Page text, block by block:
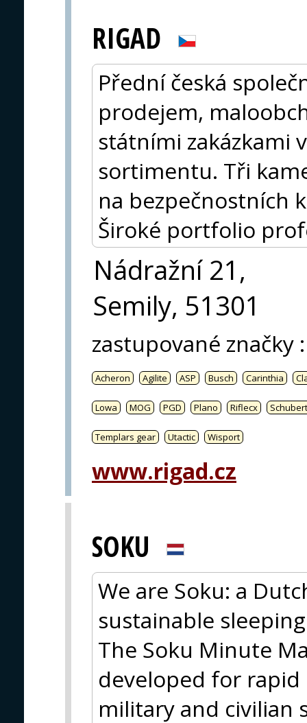
RIGAD
Přední česká
prodejem,
státními zakázkami
sortimentu. Tři
na bezpečnostních
Široké portfolio
Nádražní 21,
Semily, 51301
zastupované značky :
Acheron Agilite ASP Busch Carinthia
Lowa MOG PGD Plano Riflecx
Templars gear Utactic Wisport
www.rigad.cz
SOKU
We are Soku: a
sustainable
The Soku Minute
developed for
military and civilian